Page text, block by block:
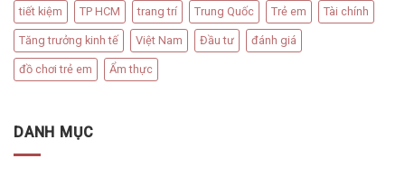
tiết kiệm TP HCM trang trí Trung Quốc Trẻ em Tài chính
Tăng trưởng kinh tế Việt Nam Đầu tư đánh giá
đồ chơi trẻ em Ẩm thực
DANH MỤC